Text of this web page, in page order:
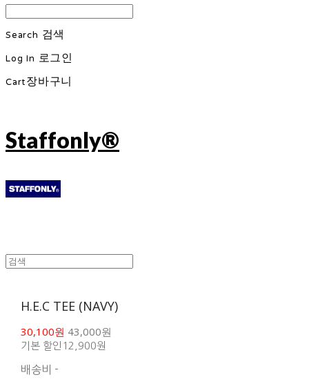
Search 검색
Log In 로그인
Cart장바구니
Staffonly®
H.E.C TEE (NAVY)
30,100원 43,000원
기본 할인 12,900원
배송비 -